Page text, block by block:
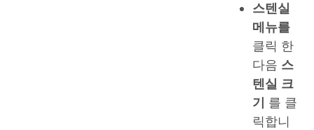
스텐실
메뉴를
클릭 한
다음 스
텐실 크
기
를 클
릭합니